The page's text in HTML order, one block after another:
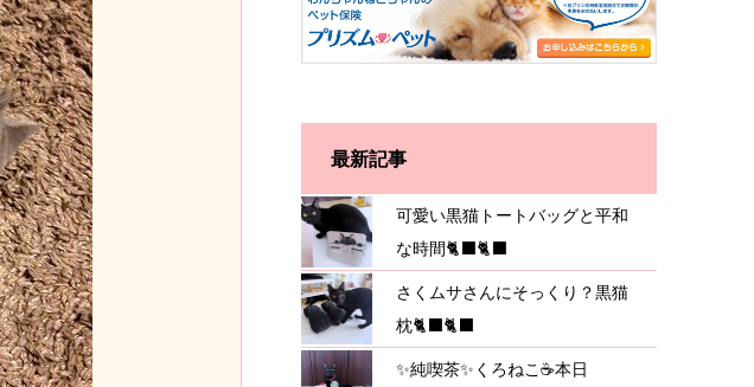
最新記事
可愛い黒猫トートバッグと平和
な時間🐈‍⬛🐈‍⬛
さくムサさんにそっくり？黒猫
枕🐈‍⬛🐈‍⬛
✨純喫茶✨くろねこ☕️本日